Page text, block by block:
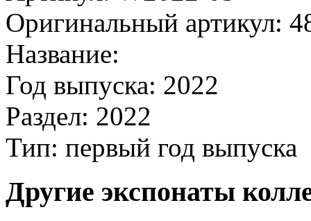
Оригинальный артикул:
Название:
Год выпуска: 2022
Раздел: 2022
Тип: первый год выпуска
Другие экспонаты